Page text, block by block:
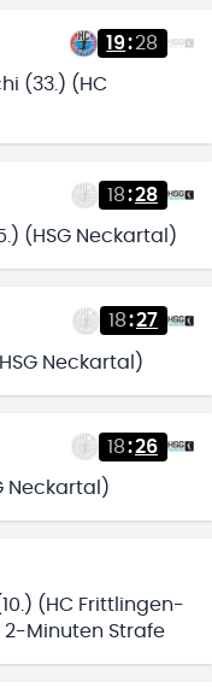
19:28
(33.) (HC
18:28
(HSG Neckartal)
18:27
Neckartal)
18:26
Neckartal)
(HC Frittlingen-
Minuten Strafe